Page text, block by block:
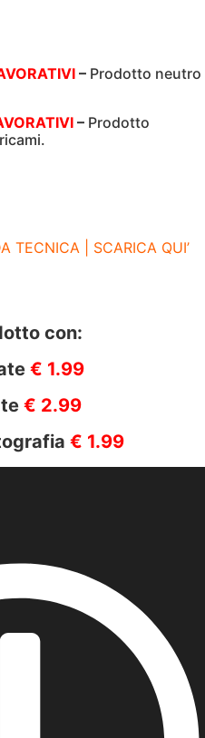
– Prodotto neutro
– Prodotto
TECNICA | SCARICA QUI’
con:
€ 1.99
€ 2.99
€ 1.99